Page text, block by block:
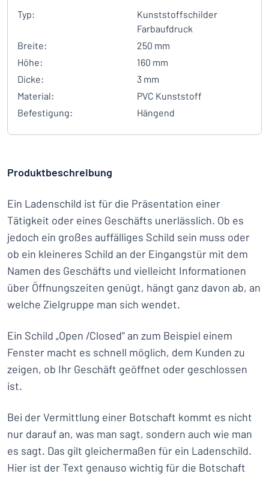
Typ:
Kunststoffschilder
Farbaufdruck
Breite:
250 mm
Höhe:
160 mm
Dicke:
3 mm
Material:
PVC Kunststoff
Befestigung:
Hängend
Produktbeschreibung
Ein Ladenschild ist für die Präsentation einer
Tätigkeit oder eines Geschäfts unerlässlich. Ob es
jedoch ein großes auffälliges Schild sein muss oder
ob ein kleineres Schild an der Eingangstür mit dem
Namen des Geschäfts und vielleicht Informationen
über Öffnungszeiten genügt, hängt ganz davon ab, an
welche Zielgruppe man sich wendet.
Ein Schild „Open /Closed“ an zum Beispiel einem
Fenster macht es schnell möglich, dem Kunden zu
zeigen, ob Ihr Geschäft geöffnet oder geschlossen
ist.
Bei der Vermittlung einer Botschaft kommt es nicht
nur darauf an, was man sagt, sondern auch wie man
es sagt. Das gilt gleichermaßen für ein Ladenschild.
Hier ist der Text genauso wichtig für die Botschaft